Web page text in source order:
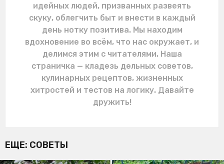
идейных людей, призванных развеять
скуку, облегчить быт и внести в каждый
день нотку позитива. Мы находим
вдохновение во всём, что нас окружает, и
делимся этим с читателями. Наша
страничка — кладезь дельных советов,
кулинарных рецептов, жизненных
хитростей и тестов на логику. Давайте
дружить!
ЕЩЕ: СОВЕТЫ